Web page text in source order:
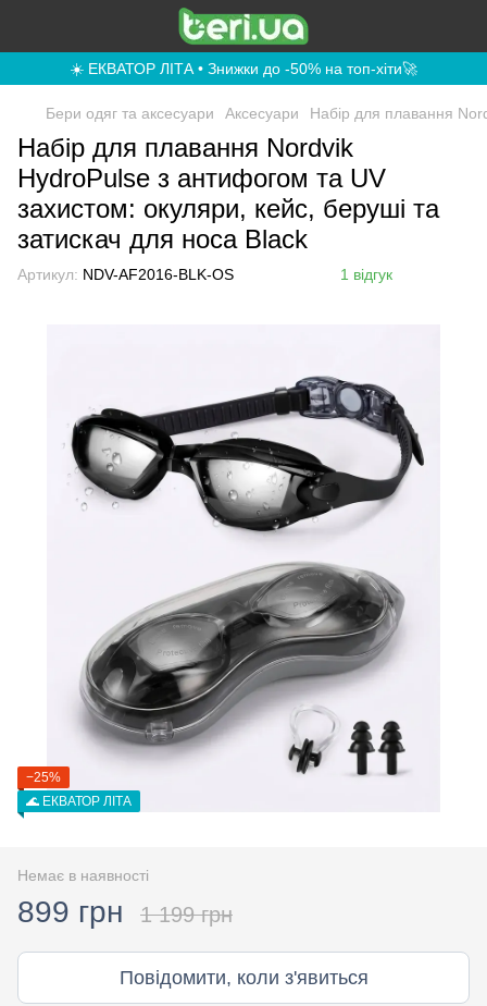
☀️ ЕКВАТОР ЛІТА • Знижки до -50% на топ-хіти🚀
Бери одяг та аксесуари Аксесуари Набір для плавання
Набір для плавання Nordvik
HydroPulse з антифогом та UV
захистом: окуляри, кейс, беруші та
затискач для носа Black
Артикул: NDV-AF2016-BLK-OS 1 відгук
−25%
🌊 ЕКВАТОР ЛІТА
Немає в наявності
899 грн 1 199 грн
Повідомити, коли з'явиться